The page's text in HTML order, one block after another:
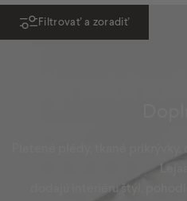
Pletené plédy, tkané prikrývky,
dodajú interiéru štýl,
Filtrovať a zoradiť
NOVINKA